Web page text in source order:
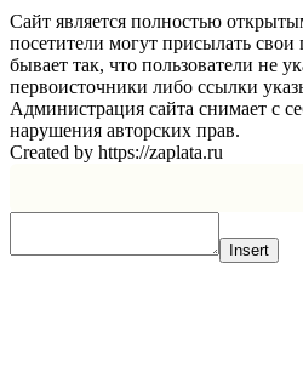
Сайт является полностью
посетители могут присылать
бывает так, что пользователи не
первоисточники либо ссылки
Администрация сайта снимает с
нарушения авторских прав.
Created by https://zaplata.ru
Insert